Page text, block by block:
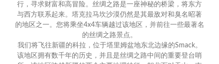
行，寻求财富和高冒险。丝绸之路是一座神秘的桥梁，将东方
与西方联系起来。塔克拉马坎沙漠仍然是其最敌对和臭名昭著
的地区之一。您将乘坐4x4车辆越过该地区，并前往一些最著名
的丝绸之路景点。
我们将飞往新疆的科拉，位于塔里姆盆地东北边缘的Smack。
该地区拥有数千年的历史，并且是丝绸之路中间的重要登台哨